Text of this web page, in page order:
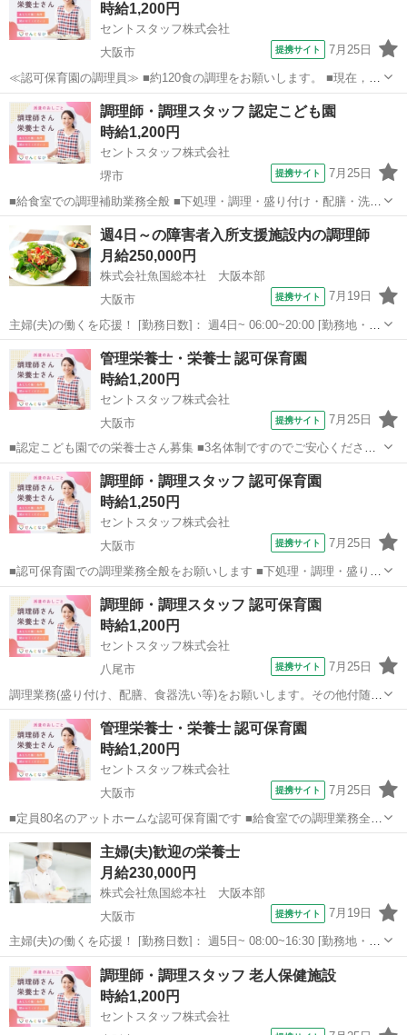
体制で...
時給1,200円
セントスタッフ株式会社
大阪市
提携サイト 7月25日
≪認可保育園の調理員≫ ■約120食の調理をお願いします。 ■現在，栄
養士を含め4名の職員が在籍。 ■月～金曜の週5日勤務をお願いしま
す。 ≪業務内容≫ ■0歳～5歳児の給食調理・配膳・後片付けなどの厨
房業務全般 ■アレル...
大阪 大阪市 キッチン
調理師・調理スタッフ 認定こども園
時給1,200円
セントスタッフ株式会社
堺市
提携サイト 7月25日
■給食室での調理補助業務全般 ■下処理・調理・盛り付け・配膳・洗
浄・掃除 など ■3～4名体制で安心してお仕事についていただけます
■駅から徒歩すぐでアクセス抜群◎ ■かわいいこども達の「ごちそうさ
ま♪」が聞こえる職場です...
堺市 キッチン
週4日～の障害者入所支援施設内の調理師
月給250,000円
株式会社魚国総本社 大阪本部
大阪市
提携サイト 7月19日
主婦(夫)の働くを応援！ [勤務日数]： 週4日~ 06:00~20:00 [勤務地・最
寄駅]： 大阪府大阪市淀川区加島１-３６-４６ 株式会社魚国総本社 大
阪本部 加島駅徒歩7分 [職種名]：障害者入所支援施設内の...
大阪 大阪市 キッチン
管理栄養士・栄養士 認可保育園
時給1,200円
セントスタッフ株式会社
大阪市
提携サイト 7月25日
■認定こども園での栄養士さん募集 ■3名体制ですのでご安心くださ
い！ ■調理スタッフと一緒にお仕事をお願いします ■食材の下処理や
調理、盛り付け、洗浄、掃除 など ■150食の給食・おやつの調理をお
願いします！ ■大量調理...
大阪 大阪市 その他
調理師・調理スタッフ 認可保育園
時給1,250円
セントスタッフ株式会社
大阪市
提携サイト 7月25日
■認可保育園での調理業務全般をお願いします ■下処理・調理・盛り付
け・配膳・洗浄・掃除 など ■園児約110名と職員17名程度の給食・お
やつの調理です ■4名体制です！ ■産休に入る予定の方がいるための求
人です ■新園舎...
大阪 大阪市 キッチン
調理師・調理スタッフ 認可保育園
時給1,200円
セントスタッフ株式会社
八尾市
提携サイト 7月25日
調理業務(盛り付け、配膳、食器洗い等)をお願いします。その他付随業
務あり。 派遣社員 当社はミサワホームのグループ会社です。 ミサワ
ホームグループの福利厚生を受けることができます。 ・社会保険完備
(週20時間以上かつ月...
大阪 八尾市 キッチン
管理栄養士・栄養士 認可保育園
時給1,200円
セントスタッフ株式会社
大阪市
提携サイト 7月25日
■定員80名のアットホームな認可保育園です ■給食室での調理業務全般
をお願いします ■アプリを使って献立作成をお願いする場合がありま
す ※お仕事に慣れてきてからです！ ■園児＋職員 約120食の調理で
す ■3名体制です！ ...
大阪 大阪市 その他
主婦(夫)歓迎の栄養士
月給230,000円
株式会社魚国総本社 大阪本部
大阪市
提携サイト 7月19日
主婦(夫)の働くを応援！ [勤務日数]： 週5日~ 08:00~16:30 [勤務地・最
寄駅]： 大阪府大阪市大正区三軒家西１-３-２１ 株式会社魚国総本社
大阪本部 大正(大阪府)駅徒歩8分 [職種名]：栄養士 ...
大阪 大阪市 キッチン
調理師・調理スタッフ 老人保健施設
時給1,200円
セントスタッフ株式会社